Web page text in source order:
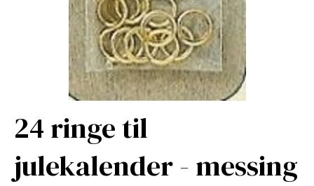
24 ringe til
julekalender - messing